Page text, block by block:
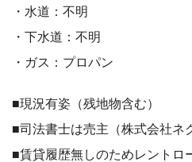
・水道：不明
・下水道：不明
・ガス：プロパン
■現況有姿（残地物含む）
■司法書士は売主（株式会社ネ
■賃貸履歴無しのためレントロ